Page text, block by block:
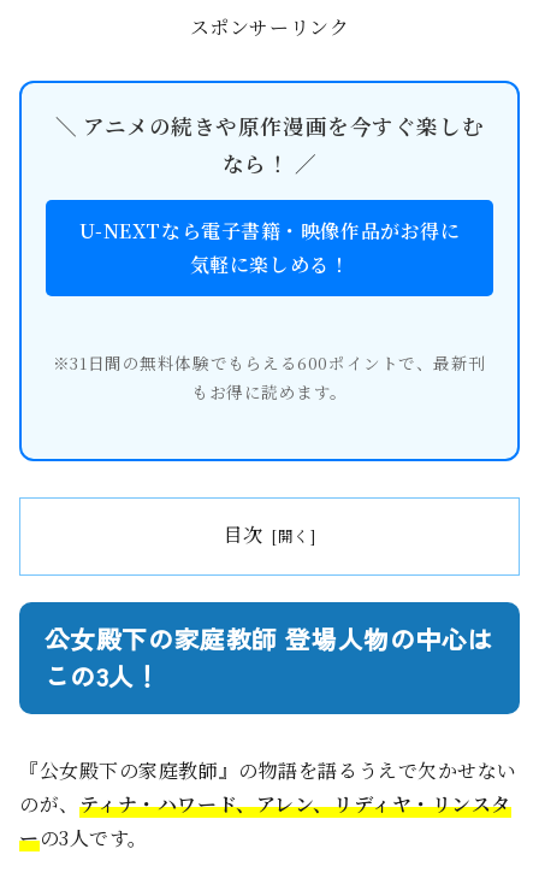
スポンサーリンク
＼ アニメの続きや原作漫画を今すぐ楽しむ
なら！ ／
U-NEXTなら電子書籍・映像作品がお得に
気軽に楽しめる！
※31日間の無料体験でもらえる600ポイントで、最新刊
もお得に読めます。
目次
公女殿下の家庭教師 登場人物の中心は
この3人！
『公女殿下の家庭教師』の物語を語るうえで欠かせない
のが、 ティナ・ハワード、アレン、リディヤ・リンスタ
ーの3人です。